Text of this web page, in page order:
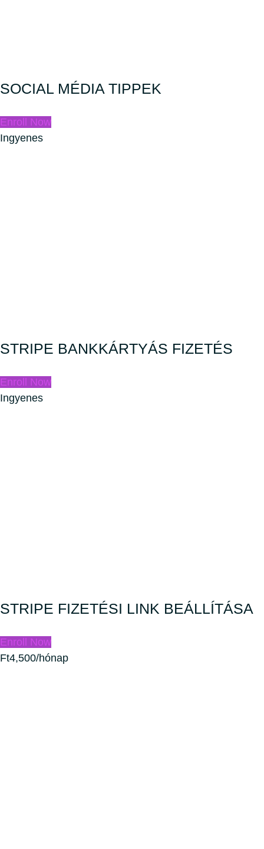
SOCIAL MÉDIA TIPPEK
Enroll Now
Ingyenes
STRIPE BANKKÁRTYÁS FIZETÉS
Enroll Now
Ingyenes
STRIPE FIZETÉSI LINK BEÁLLÍTÁSA
Enroll Now
Ft4,500/hónap